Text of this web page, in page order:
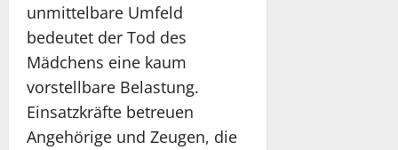
unmittelbare Umfeld
bedeutet der Tod des
Mädchens eine kaum
vorstellbare Belastung.
Einsatzkräfte betreuen
Angehörige und Zeugen, die